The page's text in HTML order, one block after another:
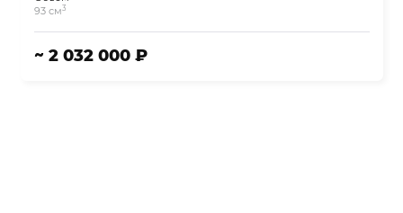
93 см3
~ 2 032 000 ₽